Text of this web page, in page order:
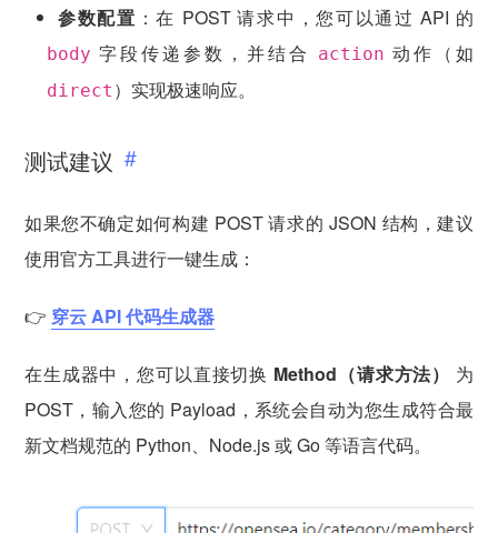
参数配置 ：在 POST 请求中，您可以通过 API 的
body 字段传递参数，并结合 action 动作（如
direct ）实现极速响应。
测试建议
如果您不确定如何构建 POST 请求的 JSON 结构，建议
使用官方工具进行一键生成：
👉 穿云 API 代码生成器
在生成器中，您可以直接切换 Method（请求方法）
为
POST，输入您的 Payload，系统会自动为您生成符合最
新文档规范的 Python、Node.js 或 Go 等语言代码。